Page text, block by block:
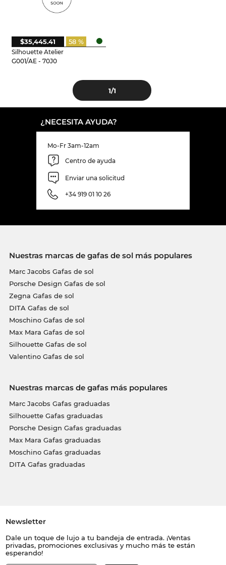
Silhouette Atelier
G001/AE - 70J0
58 %
$35,445.41
1/1
¿NECESITA AYUDA?
Mo-Fr 3am-12am
Centro de ayuda
Enviar una solicitud
+34 919 01 10 26
Nuestras marcas de gafas de sol más populares
Marc Jacobs Gafas de sol
Porsche Design Gafas de sol
Zegna Gafas de sol
DITA Gafas de sol
Moschino Gafas de sol
Max Mara Gafas de sol
Silhouette Gafas de sol
Valentino Gafas de sol
Nuestras marcas de gafas más populares
Marc Jacobs Gafas graduadas
Silhouette Gafas graduadas
Porsche Design Gafas graduadas
Max Mara Gafas graduadas
Moschino Gafas graduadas
DITA Gafas graduadas
Newsletter
Dale un toque de lujo a tu bandeja de entrada. ¡Ventas
privadas, promociones exclusivas y mucho más te están
esperando!